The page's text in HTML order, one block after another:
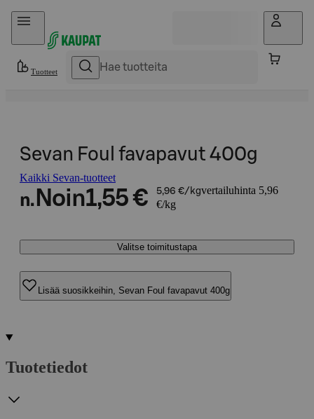
Hyppää sisältöön
Tuotteet
Sevan Foul favapavut 400g
Kaikki Sevan-tuotteet
n. Noin1,55 € 5,96 €/kgvertailuhinta 5,96
€/kg
Valitse toimitustapa
Lisää suosikkeihin, Sevan Foul favapavut 400g
Tuotetiedot